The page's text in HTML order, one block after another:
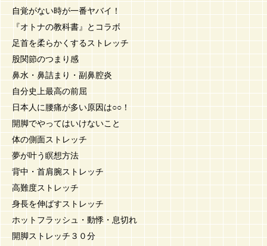
自覚がない時が一番ヤバイ！
『オトナの教科書』とコラボ
足首を柔らかくするストレッチ
股関節のつまり感
鼻水・鼻詰まり・副鼻腔炎
自分史上最高の前屈
日本人に腰痛が多い原因は○○！
開脚でやってはいけないこと
体の側面ストレッチ
夢が叶う瞑想方法
背中・首肩腕ストレッチ
高難度ストレッチ
身長を伸ばすストレッチ
ホットフラッシュ・動悸・息切れ
開脚ストレッチ３０分